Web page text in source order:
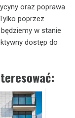
oraz poprawa
poprzez
w stanie
dostęp do